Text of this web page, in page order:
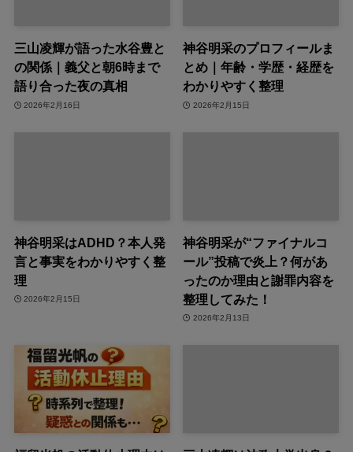
三山凌輝が語った水谷豊と
の関係｜義父と朝6時まで
語り合った夜の真相
2026年2月16日
神谷明采のプロフィールま
とめ｜年齢・学歴・経歴を
わかりやすく整理
2026年2月15日
神谷明采はADHD？本人発
言と事実をわかりやすく整
理
2026年2月15日
神谷明采が“ファイナルコ
ール”投稿で炎上？何があ
ったのか理由と謝罪内容を
整理してみた！
2026年2月13日